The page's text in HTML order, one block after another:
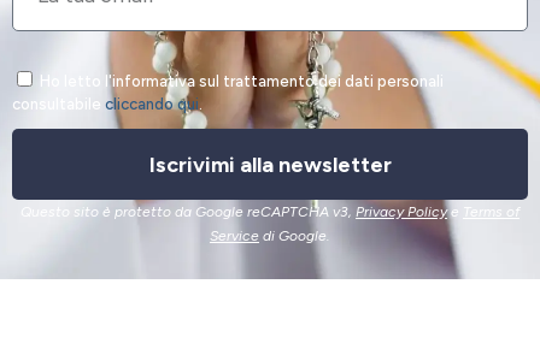
Ho letto l'informativa sul trattamento dei dati personali
consultabile cliccando qui.
Iscrivimi alla newsletter
Questo sito è protetto da Google reCAPTCHA v3, Privacy Policye Terms of
Service di Google.